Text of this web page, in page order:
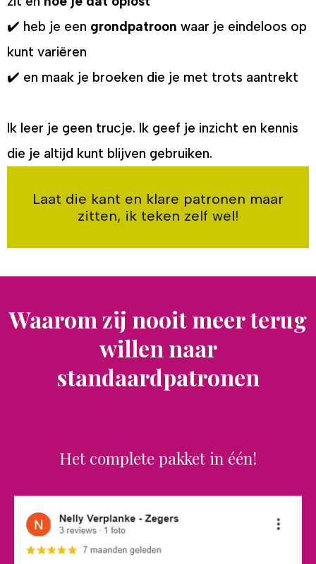
✔️ heb je een grondpatroon waar je eindeloos op
kunt variëren
✔️ en maak je broeken die je met trots aantrekt
Ik leer je geen trucje. Ik geef je inzicht en kennis
die je altijd kunt blijven gebruiken.
Laat die kant en klare patronen maar
zitten, ik teken zelf wel!
Waarom zij nooit meer terug
willen naar
standaardpatronen
Het complete pakket in één!